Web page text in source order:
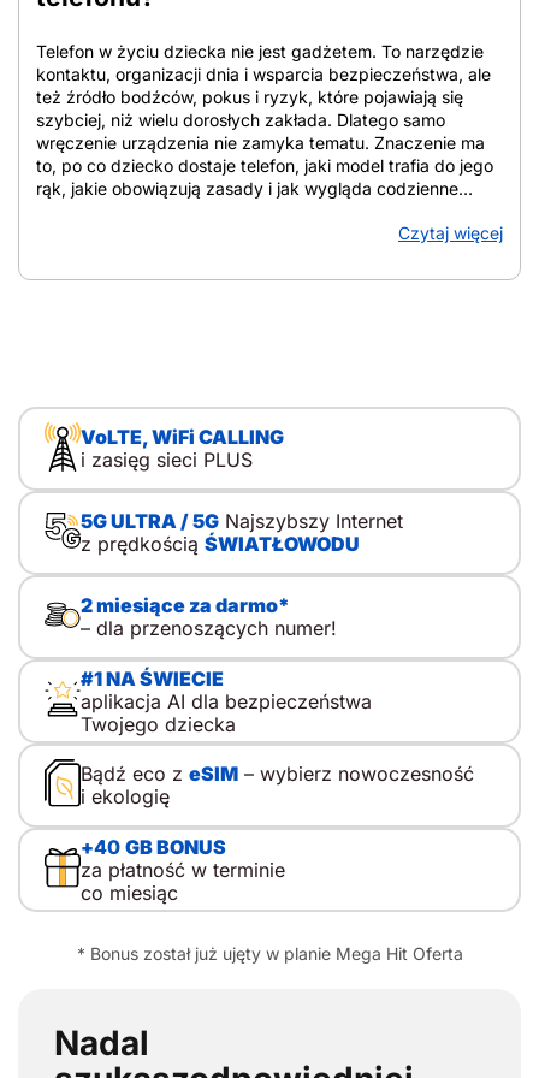
Telefon w życiu dziecka nie jest gadżetem. To narzędzie
kontaktu, organizacji dnia i wsparcia bezpieczeństwa, ale
też źródło bodźców, pokus i ryzyk, które pojawiają się
szybciej, niż wielu dorosłych zakłada. Dlatego samo
wręczenie urządzenia nie zamyka tematu. Znaczenie ma
to, po co dziecko dostaje telefon, jaki model trafia do jego
rąk, jakie obowiązują zasady i jak wygląda codzienne
uporządkowane wskazówki, które pomagają ocenić
reguły i zadbać o bezpieczeństwo online. Z artykułu
samodzielne powroty ze szkoły, wyjścia do kolegów,
krótkie zostawanie w domu, wycieczki i kolonie. Właśnie
wtedy pierwszy telefon dla dziecka zaczyna pełnić funkcję
praktyczną. To ważne. Kupno telefonu dla dziecka nie
sprowadza się do wyboru modelu. Sedno leży gdzie
indziej. Spór nie dotyczy prostego podziału na kontrolę i
wolność, lecz mądrego przewodnictwa, w którym rodzic
towarzyszy, tłumaczy i stopniowo przekazuje
odpowiedzialność. Dlatego pierwszy telefon komórkowy
dla dziecka nie musi oznaczać od razu […]
Czytaj więcej
VoLTE, WiFi CALLING
i zasięg sieci PLUS
5G ULTRA / 5GNajszybszy Internet
z prędkością ŚWIATŁOWODU
2 miesiące za darmo*
– dla przenoszących numer!
#1 NA ŚWIECIE
aplikacja AI dla bezpieczeństwa
Twojego dziecka
Bądź eco z eSIM– wybierz nowoczesność
i ekologię
+40 GB BONUS
za płatność w terminie
co miesiąc
* Bonus został już ujęty w planie Mega Hit Oferta
Nadal